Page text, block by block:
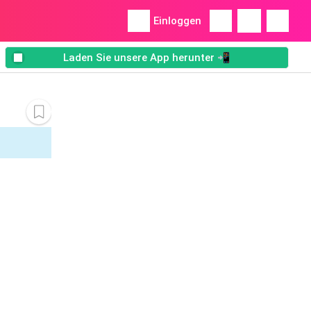
Einloggen
Laden Sie unsere App herunter 📲